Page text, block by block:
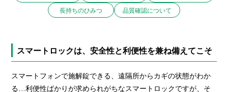
長持ちのひみつ 品質確認について
スマートロックは、安全性と利便性を兼ね備えてこそ
スマートフォンで施解錠できる、遠隔所からカギの状態がわか
る…利便性ばかりが求められがちなスマートロックですが、そ